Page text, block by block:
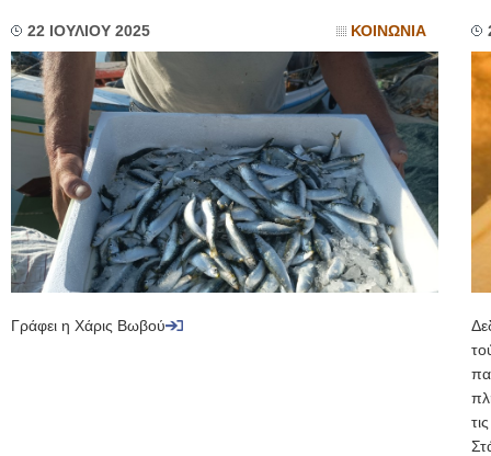
22 ΙΟΥΛΙΟΥ 2025 ΚΟΙΝΩΝΙΑ
Γράφει η Χάρις Βωβού